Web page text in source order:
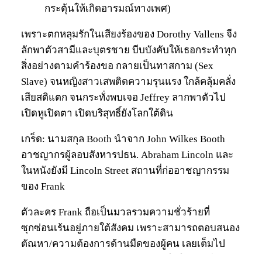
กระตุ้นให้เกิดอารมณ์ทางเพศ)
เพราะตกหลุมรักในเสียงร้องของ Dorothy Vallens จีง
ลักพาตัวสามีและบุตรชาย บีบบังคับให้เธอกระทำทุก
สิ่งอย่างตามคำร้องขอ กลายเป็นทาสกาม (Sex
Slave) จนหญิงสาวเสพติดความรุนแรง ใกล้คลุ้มคลั่ง
เสียสติแตก จนกระทั่งพบเจอ Jeffrey ลากพาตัวไป
เปิดหูเปิดตา เปิดบริสุทธิ์ยังโลกใต้ดิน
เกร็ด: นามสกุล Booth นำจาก John Wilkes Booth
อาชญากรผู้ลอบสังหารปธน. Abraham Lincoln และ
ในหนังยังมี Lincoln Street สถานที่ก่ออาชญากรรม
ของ Frank
ตัวละคร Frank ถือเป็นมวลรวมความชั่วร้ายที่
ซุกซ่อนเร้นอยู่ภายใต้สังคม เพราะสามารถตอบสนอง
ตัณหา/ความต้องการด้านมืดของผู้คน เลยเต็มไป